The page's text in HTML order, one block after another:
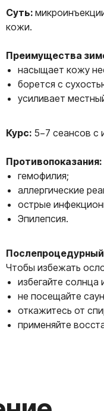
Суть:
кожи.
Преимущества
насыщает кожу
борется с
усиливает
Курс: 5−7 сеансов с
Противопоказания:
гемофилия;
аллергические
острые
Эпилепсия.
Чтобы избежать
избегайте солнца
не посещайте
откажитесь от
применяйте